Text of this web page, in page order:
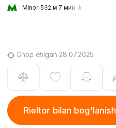
Minor 532 м 7 мин
Chop etilgan 28.07.2025
Rieltor bilan bog'lanish